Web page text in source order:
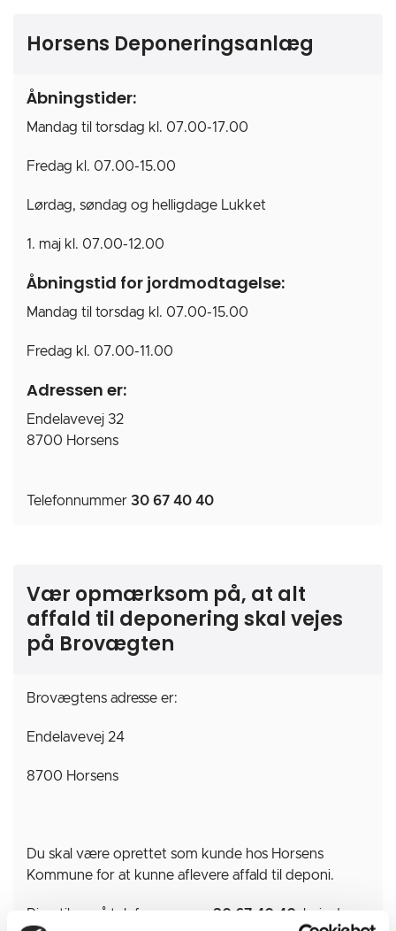
Horsens Deponeringsanlæg
Åbningstider:
Mandag til torsdag kl. 07.00-17.00
Fredag kl. 07.00-15.00
Lørdag, søndag og helligdage Lukket
1. maj kl. 07.00-12.00
Åbningstid for jordmodtagelse:
Mandag til torsdag kl. 07.00-15.00
Fredag kl. 07.00-11.00
Adressen er:
Endelavevej 32
8700 Horsens
Telefonnummer 30 67 40 40
Vær opmærksom på, at alt
affald til deponering skal vejes
på Brovægten
Brovægtens adresse er:
Endelavevej 24
8700 Horsens
Du skal være oprettet som kunde hos Horsens
Kommune for at kunne aflevere affald til deponi.
Ring til os på telefonnummer 30 67 40 40 , hvis du